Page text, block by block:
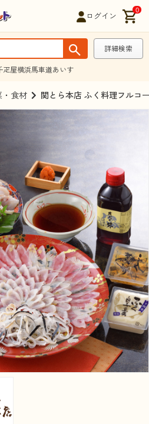
ログイン
0
詳細検索
疋屋横浜馬車道あいす
・食材 関とら本店 ふく料理フルコ